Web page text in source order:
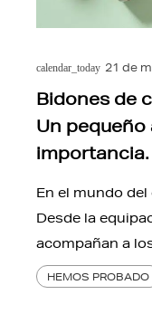
calendar_today 21 de
Bidones de
Un pequeño
importancia.
En el mundo
Desde la
acompañan a
HEMOS PROBADO